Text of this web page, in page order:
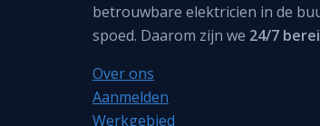
betrouwbare elektricien in de
spoed. Daarom zijn we 24/7
Over ons
Aanmelden
Werkgebied